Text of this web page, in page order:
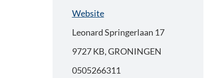
Website
Leonard Springerlaan 17
9727 KB, GRONINGEN
0505266311